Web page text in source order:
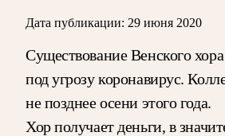
Дата публикации: 29 июня 2020
Существование Венского
под угрозу коронавирус.
не позднее осени этого года.
Хор получает деньги, в